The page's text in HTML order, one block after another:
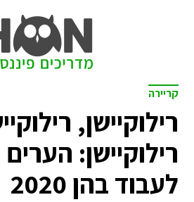
קריירה
רילוקיישן,
רילוקיישן:
לעבוד בהן 2020